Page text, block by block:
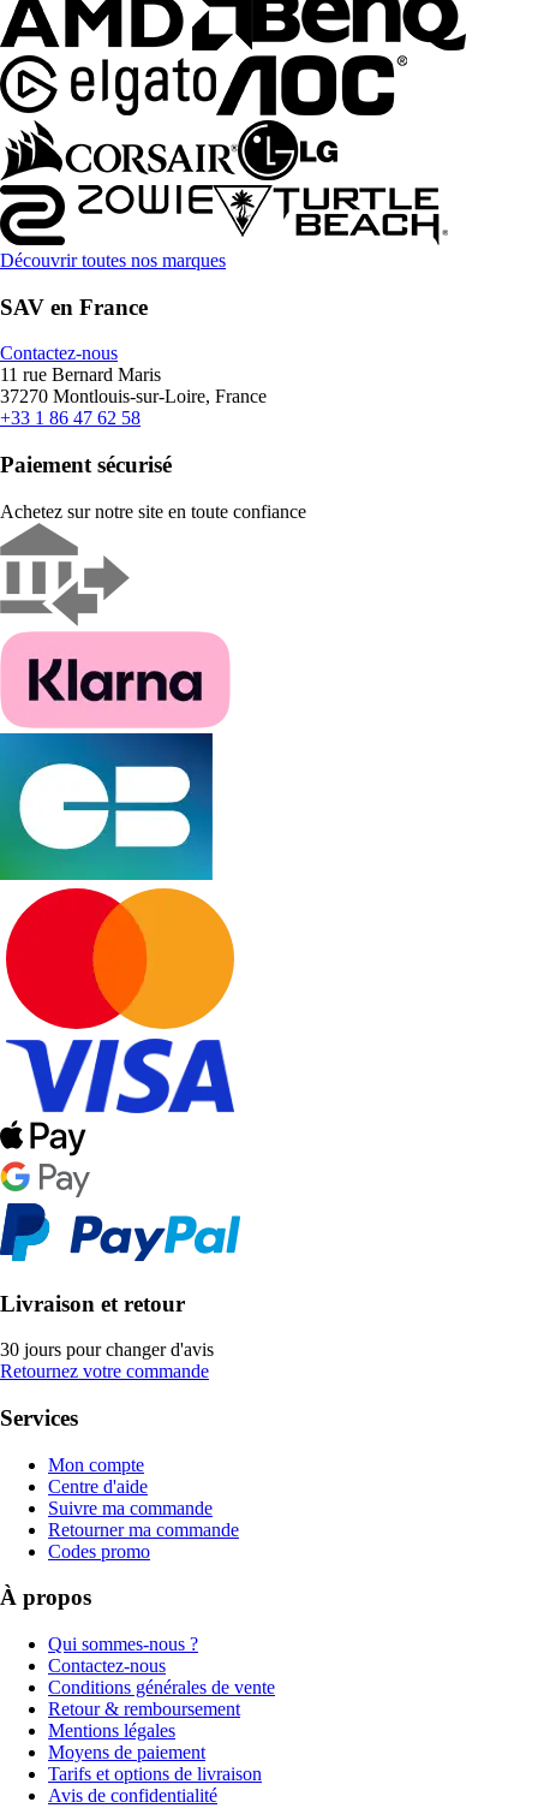
Découvrir toutes nos marques
SAV en France
Contactez-nous
11 rue Bernard Maris
37270 Montlouis-sur-Loire, France
+33 1 86 47 62 58
Paiement sécurisé
Achetez sur notre site en toute confiance
Livraison et retour
30 jours pour changer d'avis
Retournez votre commande
Services
Mon compte
Centre d'aide
Suivre ma commande
Retourner ma commande
Codes promo
À propos
Qui sommes-nous ?
Contactez-nous
Conditions générales de vente
Retour & remboursement
Mentions légales
Moyens de paiement
Tarifs et options de livraison
Avis de confidentialité